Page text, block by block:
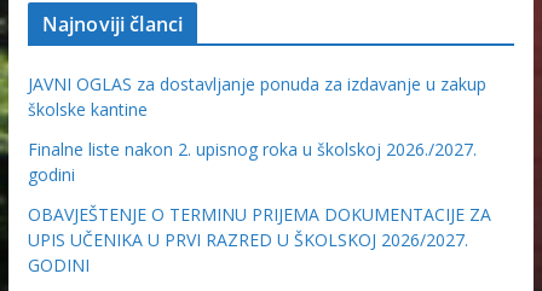
Najnoviji članci
JAVNI OGLAS za dostavljanje ponuda za izdavanje u zakup
školske kantine
Finalne liste nakon 2. upisnog roka u školskoj 2026./2027.
godini
OBAVJEŠTENJE O TERMINU PRIJEMA DOKUMENTACIJE ZA
UPIS UČENIKA U PRVI RAZRED U ŠKOLSKOJ 2026/2027.
GODINI